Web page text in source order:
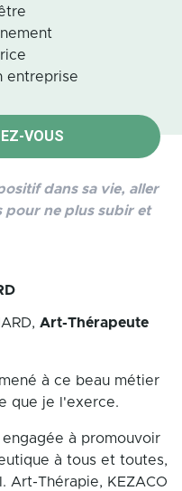
entreprise
VOUS
dans sa vie, aller
pour ne plus subir et
Art-Thérapeute
à ce beau métier
que je l'exerce.
à promouvoir
à tous et toutes,
Art-Thérapie, KEZACO